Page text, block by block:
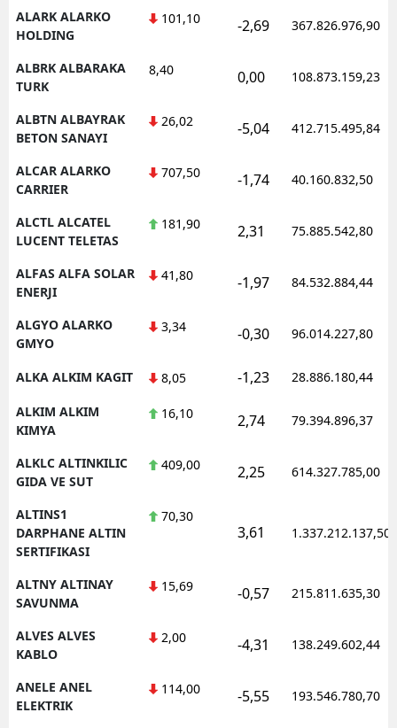
ALARK ALARKO
HOLDING
101,10 -2,69 367.826.976,90
ALBRK ALBARAKA
TURK
8,40 0,00 108.873.159,23
ALBTN ALBAYRAK
BETON SANAYI
26,02 -5,04 412.715.495,84
ALCAR ALARKO
CARRIER
707,50 -1,74 40.160.832,50
ALCTL ALCATEL
LUCENT TELETAS
181,90 2,31 75.885.542,80
ALFAS ALFA SOLAR
ENERJI
41,80 -1,97 84.532.884,44
ALGYO ALARKO
GMYO
3,34 -0,30 96.014.227,80
ALKA ALKIM KAGIT 8,05 -1,23 28.886.180,44
ALKIM ALKIM
KIMYA
16,10 2,74 79.394.896,37
ALKLC ALTINKILIC
GIDA VE SUT
409,00 2,25 614.327.785,00
ALTINS1
DARPHANE ALTIN
SERTIFIKASI
70,30
3,61 1.337.212.137,50
ALTNY ALTINAY
SAVUNMA
15,69 -0,57 215.811.635,30
ALVES ALVES
KABLO
2,00 -4,31 138.249.602,44
ANELE ANEL
ELEKTRIK
114,00 -5,55 193.546.780,70